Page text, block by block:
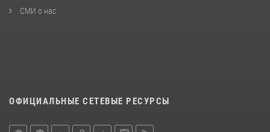
СМИ о нас
ОФИЦИАЛЬНЫЕ СЕТЕВЫЕ РЕСУРСЫ